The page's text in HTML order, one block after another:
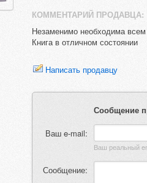
КОММЕНТАРИЙ ПРОДАВЦА:
Незаменимо необходима
Книга в отличном состоянии
Написать продавцу
Сообщение
Ваш e-mail:
Сообщение: